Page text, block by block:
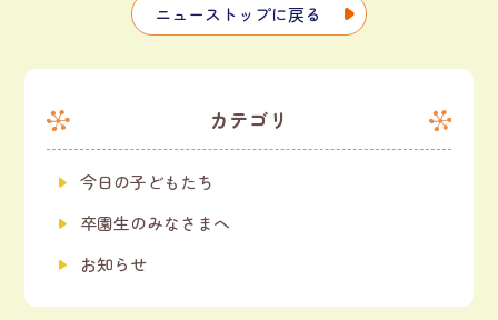
ニューストップに戻る
カテゴリ
今日の子どもたち
卒園生のみなさまへ
お知らせ